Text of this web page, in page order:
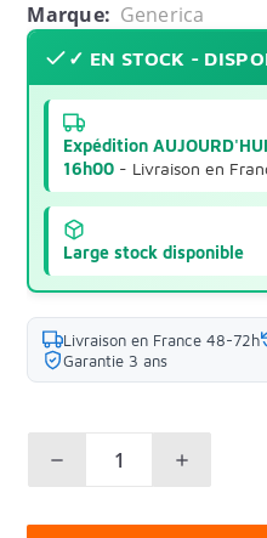
Marque: Generica
✓ EN STOCK -
Expédition AUJOURD'HUI
16h00 - Livraison en
Large stock disponible
Livraison en France 48-72h
Garantie 3 ans